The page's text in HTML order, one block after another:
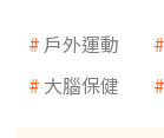
戶外運動
大腦保健